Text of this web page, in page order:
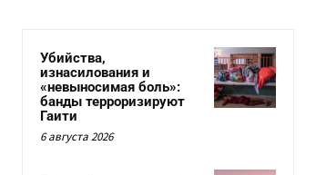
Убийства,
изнасилования и
«невыносимая боль»:
банды терроризируют
Гаити
6 августа 2026